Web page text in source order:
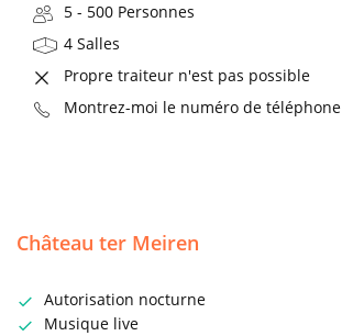
5 - 500 Personnes
4 Salles
Propre traiteur n'est pas possible
Montrez-moi le numéro de téléphone
Château ter Meiren
Autorisation nocturne
Musique live